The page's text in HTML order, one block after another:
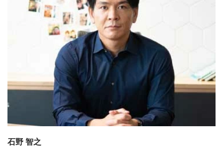
石野 智之